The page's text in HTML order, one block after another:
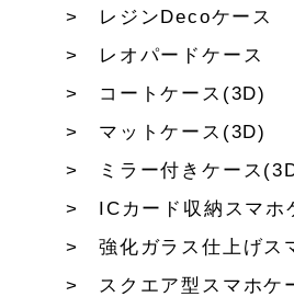
レジンDecoケース
レオパードケース
コートケース(3D)
マットケース(3D)
ミラー付きケース
ICカード収納スマホ
強化ガラス仕上げス
スクエア型スマホケ